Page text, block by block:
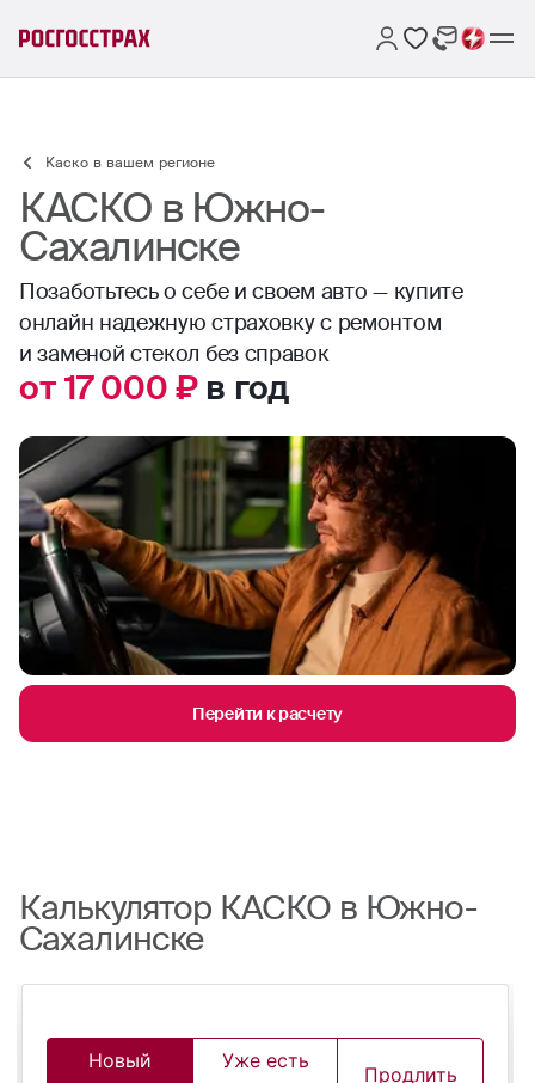
Каско в вашем регионе
КАСКО в Южно-
Сахалинске
Позаботьтесь о себе и своем авто — купите
онлайн надежную страховку с ремонтом
и заменой стекол без справок
от 17 000 ₽в год
Перейти к расчету
Калькулятор КАСКО в Южно-
Сахалинске